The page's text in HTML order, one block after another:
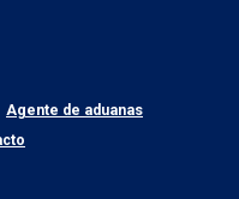
Agente de aduanas